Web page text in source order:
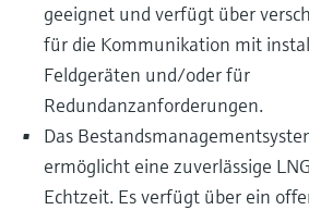
geeignet und verfügt über
für die Kommunikation mit
Feldgeräten und/oder für
Redundanzanforderungen.
Das
ermöglicht eine zuverlässige
Echtzeit. Es verfügt über ein